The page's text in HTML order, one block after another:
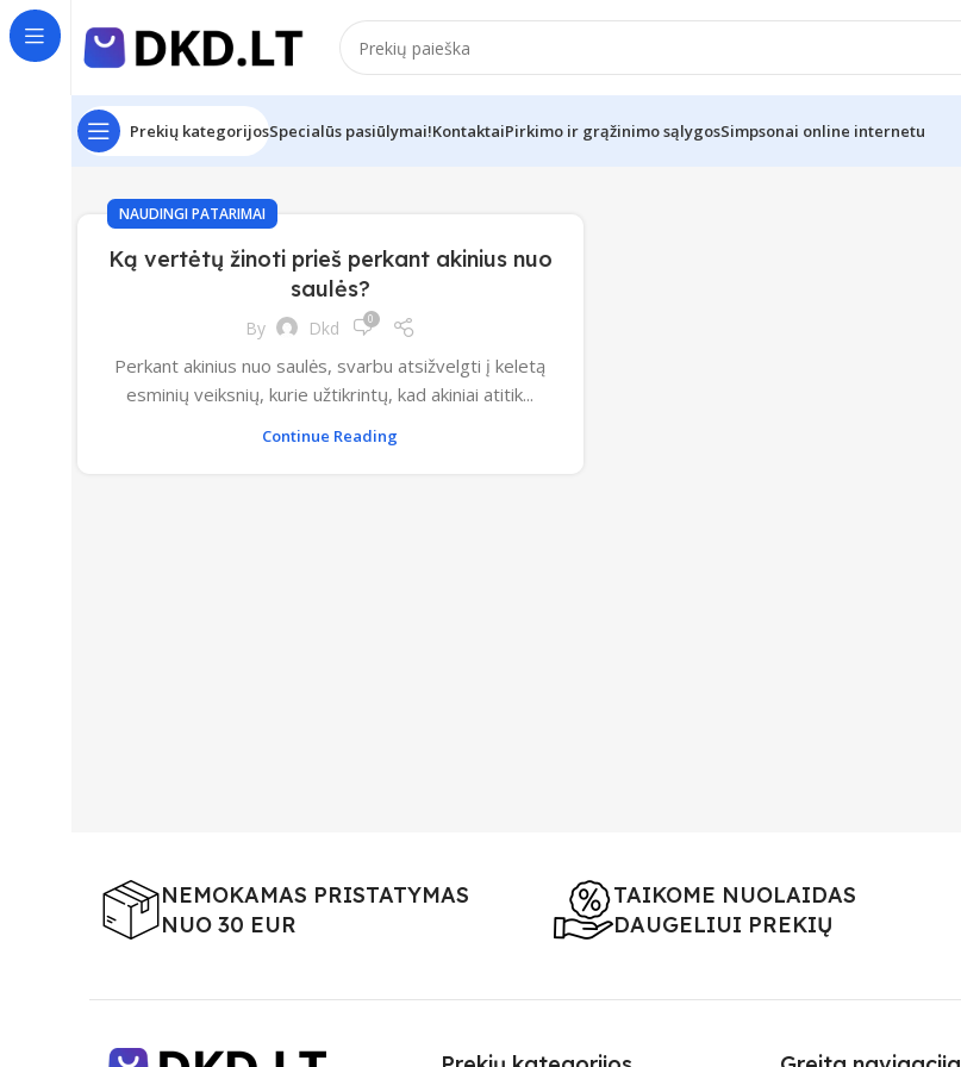
Prekių kategorijosSpecialūs pasiūlymai!KontaktaiPirkimo ir grąžinimo sąlygosSimpsonai online internetu
NAUDINGI PATARIMAI
Ką vertėtų žinoti prieš perkant akinius nuo
saulės?
By Dkd 0
Perkant akinius nuo saulės, svarbu atsižvelgti į keletą
esminių veiksnių, kurie užtikrintų, kad akiniai atitik...
Continue Reading
NEMOKAMAS PRISTATYMAS
NUO 30 EUR
TAIKOME NUOLAIDAS
DAUGELIUI PREKIŲ